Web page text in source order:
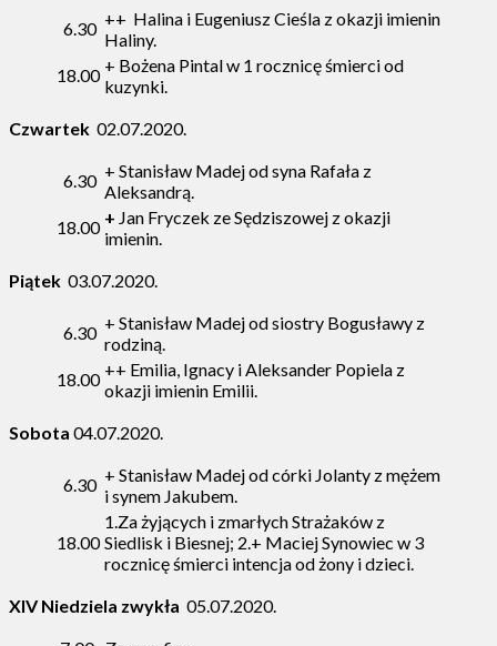
6.30 ++ Halina i Eugeniusz Cieśla z okazji imienin
Haliny.
18.00 + Bożena Pintal w 1 rocznicę śmierci od
kuzynki.
Czwartek 02.07.2020.
6.30 + Stanisław Madej od syna Rafała z
Aleksandrą.
18.00 + Jan Fryczek ze Sędziszowej z okazji
imienin.
Piątek 03.07.2020.
6.30 + Stanisław Madej od siostry Bogusławy z
rodziną.
18.00 ++ Emilia, Ignacy i Aleksander Popiela z
okazji imienin Emilii.
Sobota 04.07.2020.
6.30 + Stanisław Madej od córki Jolanty z mężem
i synem Jakubem.
18.00
1.Za żyjących i zmarłych Strażaków z
Siedlisk i Biesnej; 2.+ Maciej Synowiec w 3
rocznicę śmierci intencja od żony i dzieci.
XIV Niedziela zwykła 05.07.2020.